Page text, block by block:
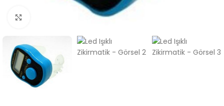
Büyütmek için tıklayın